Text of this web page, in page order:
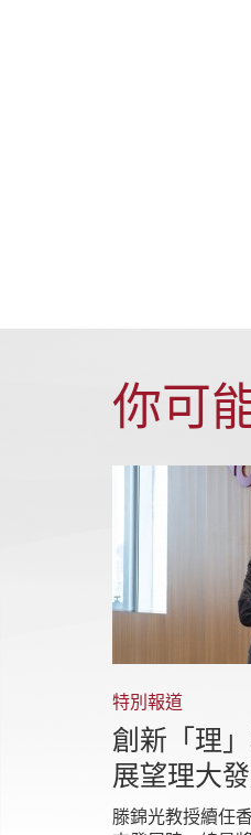
你可
特別報道
創新「理
展望理大
滕錦光教授續任